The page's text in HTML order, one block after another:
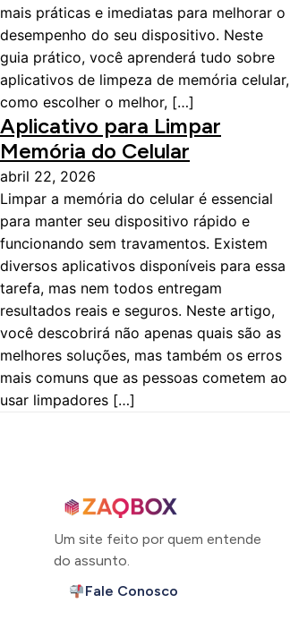
mais práticas e imediatas para melhorar o
desempenho do seu dispositivo. Neste
guia prático, você aprenderá tudo sobre
aplicativos de limpeza de memória celular,
como escolher o melhor, […]
Aplicativo para Limpar
Memória do Celular
abril 22, 2026
Limpar a memória do celular é essencial
para manter seu dispositivo rápido e
funcionando sem travamentos. Existem
diversos aplicativos disponíveis para essa
tarefa, mas nem todos entregam
resultados reais e seguros. Neste artigo,
você descobrirá não apenas quais são as
melhores soluções, mas também os erros
mais comuns que as pessoas cometem ao
usar limpadores […]
Um site feito por quem entende
do assunto.
Fale Conosco